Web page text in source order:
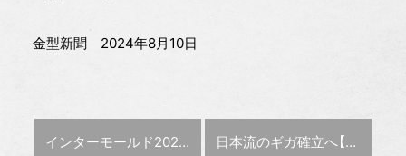
金型新聞 2024年8月10日
前の記事 :
インターモールド2025 出展者募集開始 次の記事 :
日本流のギガ確立へ【特集:ギガキャストの現在地】